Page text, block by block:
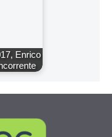
Enrico